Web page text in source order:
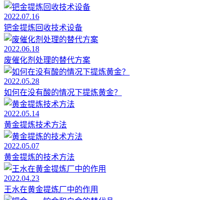
2022.07.16
钯金提炼回收技术设备
2022.06.18
废催化剂处理的替代方案
2022.05.28
如何在没有酸的情况下提炼黄金？
2022.05.14
黄金提炼技术方法
2022.05.07
黄金提炼的技术方法
2022.04.23
王水在黄金提炼厂中的作用